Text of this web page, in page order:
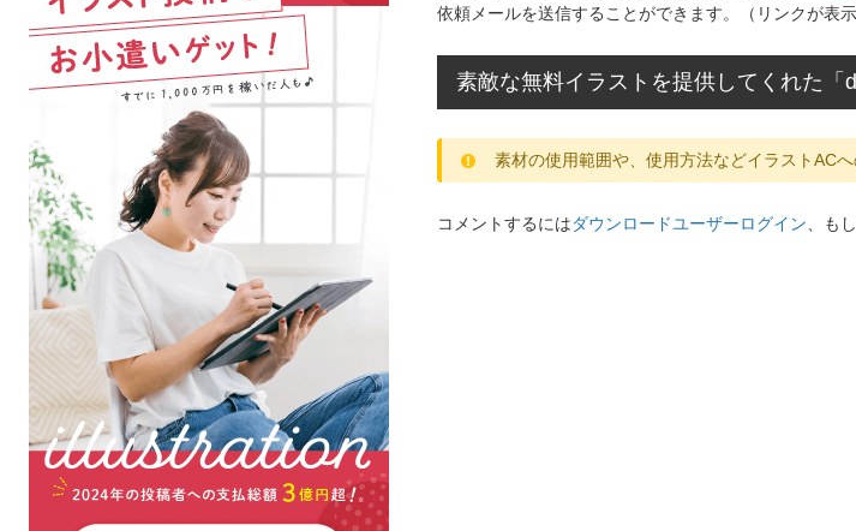
依頼メールを送信することができます。（リンクが表
素敵な無料イラストを提供してくれた「
素材の使用範囲や、使用方法などイラストAC
コメントするにはダウンロードユーザーログイン 、も